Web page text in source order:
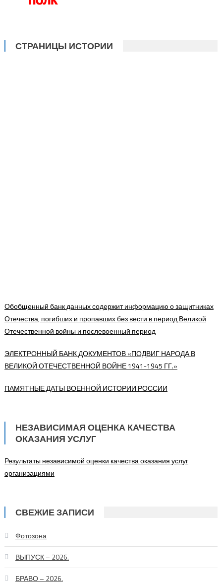
СТРАНИЦЫ ИСТОРИИ
Обобщенный банк данных содержит информацию о защитниках
Отечества, погибших и пропавших без вести в период Великой
Отечественной войны и послевоенный период
ЭЛЕКТРОННЫЙ БАНК ДОКУМЕНТОВ «ПОДВИГ НАРОДА В
ВЕЛИКОЙ ОТЕЧЕСТВЕННОЙ ВОЙНЕ 1941-1945 ГГ.»
ПАМЯТНЫЕ ДАТЫ ВОЕННОЙ ИСТОРИИ РОССИИ
НЕЗАВИСИМАЯ ОЦЕНКА КАЧЕСТВА
ОКАЗАНИЯ УСЛУГ
Результаты независимой оценки качества оказания услуг
организациями
СВЕЖИЕ ЗАПИСИ
Фотозона
ВЫПУСК – 2026.
БРАВО – 2026.